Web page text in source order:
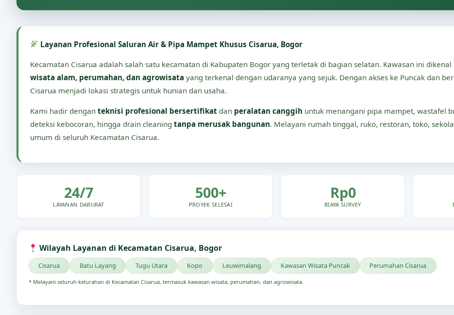
Layanan Profesional Saluran Air & Pipa Mampet Khusus Cisarua, Bogor
Kecamatan Cisarua adalah salah satu kecamatan di Kabupaten Bogor yang terletak di bagian selatan. Kawasan ini dikenal
wisata alam, perumahan, dan agrowisata yang terkenal dengan udaranya yang sejuk. Dengan akses ke Puncak dan
Cisarua menjadi lokasi strategis untuk hunian dan usaha.
Kami hadir dengan teknisi profesional bersertifikat dan peralatan canggih untuk menangani pipa mampet, wastafel
deteksi kebocoran, hingga drain cleaning tanpa merusak bangunan. Melayani rumah tinggal, ruko, restoran, toko,
umum di seluruh Kecamatan Cisarua.
24/7
LAYANAN DARURAT
500+
PROYEK SELESAI
Rp0
BIAYA SURVEY
Wilayah Layanan di Kecamatan Cisarua, Bogor
Cisarua Batu Layang Tugu Utara Kopo Leuwimalang Kawasan Wisata Puncak Perumahan Cisarua
* Melayani seluruh kelurahan di Kecamatan Cisarua, termasuk kawasan wisata, perumahan, dan agrowisata.